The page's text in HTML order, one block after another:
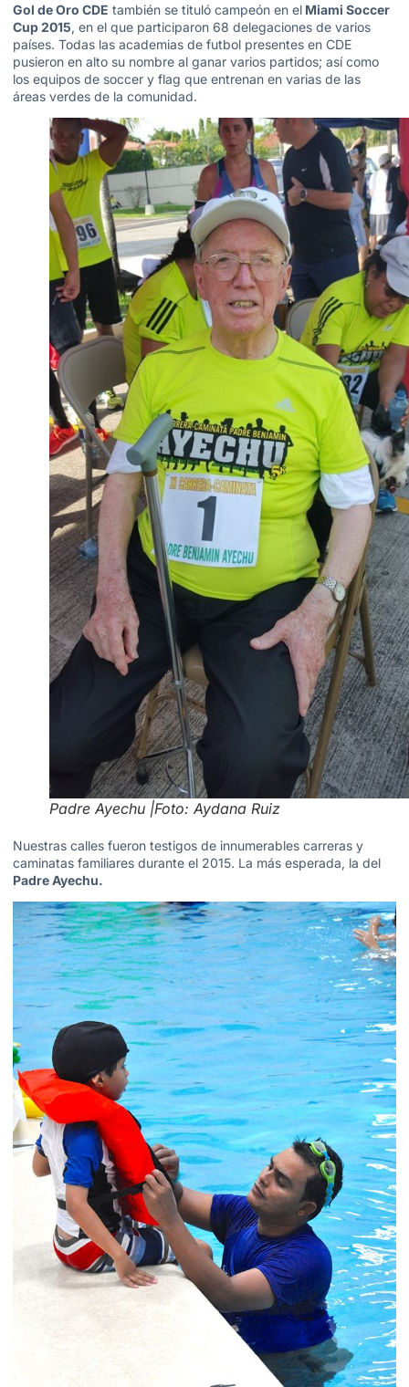
Gol de Oro CDE también se tituló campeón en el Miami Soccer
Cup 2015, en el que participaron 68 delegaciones de varios
países. Todas las academias de futbol presentes en CDE
pusieron en alto su nombre al ganar varios partidos; así como
los equipos de soccer y flag que entrenan en varias de las
áreas verdes de la comunidad.
Padre Ayechu |Foto: Aydana Ruiz
Nuestras calles fueron testigos de innumerables carreras y
caminatas familiares durante el 2015. La más esperada, la del
Padre Ayechu.